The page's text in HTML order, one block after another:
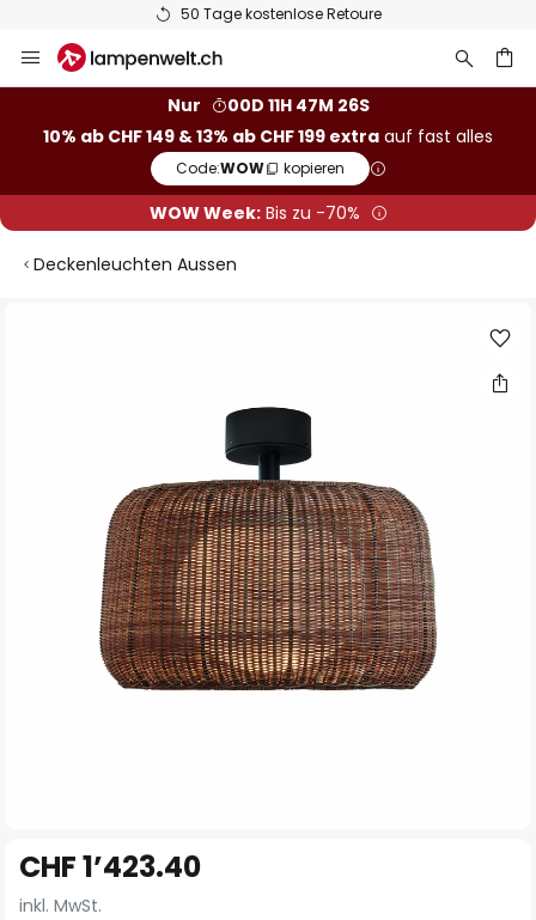
50 Tage kostenlose Retoure
Inhalt
Nur
00D 11H 47M 26S
10% ab CHF 149 & 13% ab CHF 199 extra auf fast alles
Code:WOW kopieren
WOW Week:Bis zu -70%
Deckenleuchten Aussen
Anfang
der
CHF 1’423.40
inkl. MwSt.